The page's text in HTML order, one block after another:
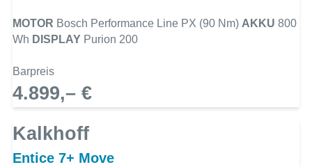
MOTOR Bosch Performance Line PX (90 Nm) AKKU 800
Wh DISPLAY Purion 200
Barpreis
4.899,– €
Kalkhoff
Entice 7+ Move